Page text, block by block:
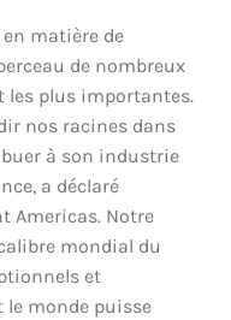
matière de
de nombreux
les plus importantes.
nos racines dans
à son industrie
a déclaré
Americas. Notre
mondial du
et
le monde puisse